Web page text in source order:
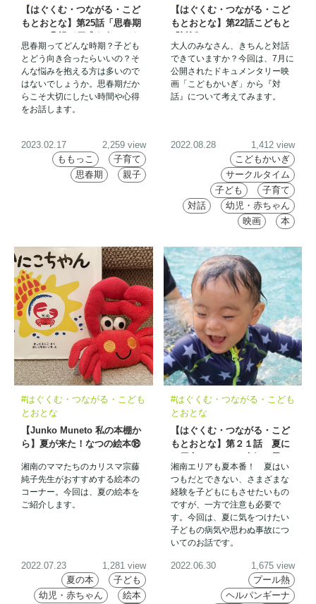
【はぐくむ・つながる・こど
もとおとな】第25話「思春期
むきあう？」
思春期ってどんな時期？子ども
とどう向き合ったらいいの？そ
んな悩みを抱える方は多いので
はないでしょうか。思春期だか
らこそ大切にしたい時間や心得
をお話します。
2023.02.17
2,259 view
ももっこ
子育て
思春期
親子
【はぐくむ・つながる・こど
もとおとな】第22話こどもと
大人のみなさん、きちんと対話
できていますか？今回は、7月に
公開されたドキュメンタリー映
画「こどもかいぎ」から『対
話』について考えてみます。
2022.08.28
1,412 view
こどもかいぎ
サークルタイム
子ども
子育て
対話
幼児・赤ちゃん
映画
本
#はぐくむ・つながる・こども
とおとな
【Junko Muneto 私の本棚か
ら】夏が来た！なつの絵本⑱
湘南のママたちのカリスマ宗藤
純子先生がおすすめする絵本の
コーナー。今回は、夏の絵本を
ご紹介します。
2022.07.23
1,281 view
夏の本
子ども
幼児・赤ちゃん
絵本
#はぐくむ・つながる・こども
とおとな
【はぐくむ・つながる・こど
もとおとな】第２１話 夏に
ご用心！こどもの病気や思わ
ぬ事故
湘南エリアも夏本番！ 夏はい
つもだとできない、さまざまな
経験を子どもにもさせたいもの
ですが、一方で注意も必要で
す。今回は、夏に気をつけたい
子どもの病気や思わぬ事故につ
いてのお話です。
2022.06.30
1,675 view
プール熱
ヘルパンギーナ